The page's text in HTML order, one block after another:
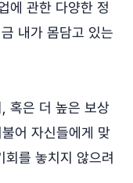
에 관한 다양한 정
내가 몸담고 있는
혹은 더 높은 보상
어 자신들에게 맞
를 놓치지 않으려